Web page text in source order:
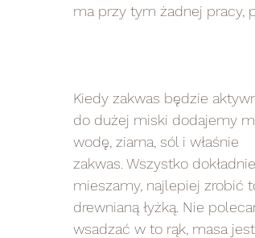
ma przy tym żadnej pracy,
Kiedy zakwas będzie
do dużej miski dodajemy
wodę, ziarna, sól i właśnie
zakwas. Wszystko dokładnie
mieszamy, najlepiej zrobić
drewnianą łyżką. Nie
wsadzać w to rąk, masa jest